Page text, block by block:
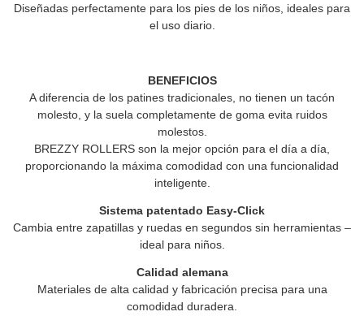
Diseñadas perfectamente para los pies de los niños, ideales para
el uso diario.
BENEFICIOS
A diferencia de los patines tradicionales, no tienen un tacón
molesto, y la suela completamente de goma evita ruidos
molestos.
BREZZY ROLLERS son la mejor opción para el día a día,
proporcionando la máxima comodidad con una funcionalidad
inteligente.
Sistema patentado Easy-Click
Cambia entre zapatillas y ruedas en segundos sin herramientas –
ideal para niños.
Calidad alemana
Materiales de alta calidad y fabricación precisa para una
comodidad duradera.